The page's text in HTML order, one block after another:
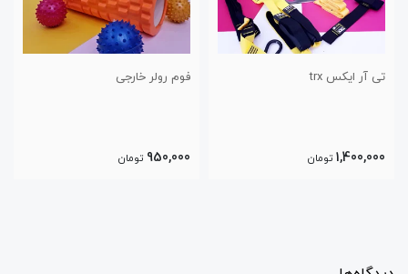
فوم رولر خارجی
950,000 تومان
بارفیکس سه لول تن زیب قطر ۳۲
1,200,000 تومان